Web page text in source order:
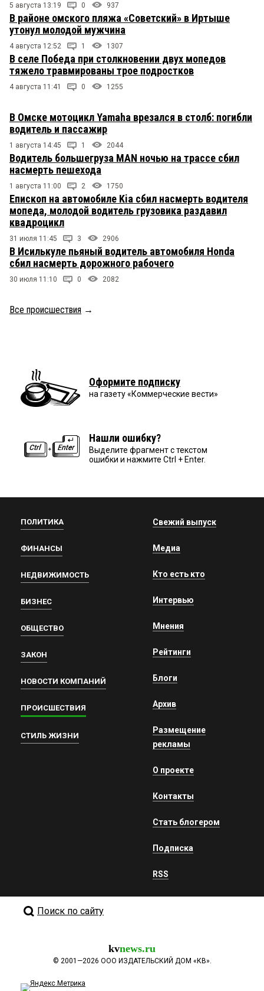
5 августа 13:19 0 937
В районе омского пляжа «Советский» в Иртыше
утонул молодой мужчина
4 августа 12:52 1 1307
В селе Победа при столкновении двух мопедов
тяжело травмированы трое подростков
4 августа 11:41 0 1255
В Омске мотоцикл Yamaha врезался в столб: погибли
водитель и пассажир
1 августа 14:45 1 2044
Водитель большегруза MAN ночью на трассе сбил
насмерть пешехода
1 августа 11:00 2 1750
Епископ на автомобиле Kia сбил насмерть водителя
мопеда, молодой водитель грузовика раздавил
квадроцикл
31 июля 11:45 3 2906
В Исилькуле пьяный водитель автомобиля Honda
сбил насмерть дорожного рабочего
30 июля 11:10 0 2082
Все происшествия →
Оформите подписку
на газету «Коммерческие вести»
Нашли ошибку?
Выделите фрагмент с текстом
ошибки и нажмите Ctrl + Enter.
ПОЛИТИКА
ФИНАНСЫ
НЕДВИЖИМОСТЬ
БИЗНЕС
ОБЩЕСТВО
ЗАКОН
НОВОСТИ КОМПАНИЙ
ПРОИСШЕСТВИЯ
СТИЛЬ ЖИЗНИ
Свежий выпуск
Медиа
Кто есть кто
Интервью
Мнения
Рейтинги
Блоги
Архив
Размещение
рекламы
О проекте
Контакты
Стать блогером
Подписка
RSS
Поиск по сайту
kvnews.ru
© 2001—2026 ООО ИЗДАТЕЛЬСКИЙ ДОМ «КВ».